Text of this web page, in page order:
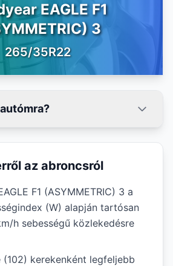
EAGLE F1
3
265/35R22
az abroncsról
F1 (ASYMMETRIC) 3 a
(W) alapján tartósan
h sebességű közlekedésre
(102) kerekenként legfeljebb